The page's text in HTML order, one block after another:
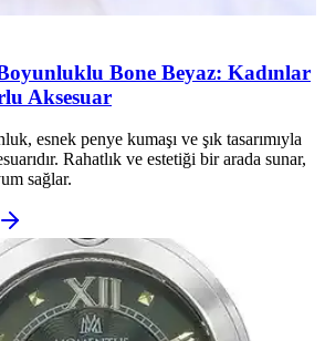
Bone Beyaz: Kadınlar
Aksesuar
esnek penye kumaşı ve şık tasarımıyla
Rahatlık ve estetiği bir arada sunar,
sağlar.